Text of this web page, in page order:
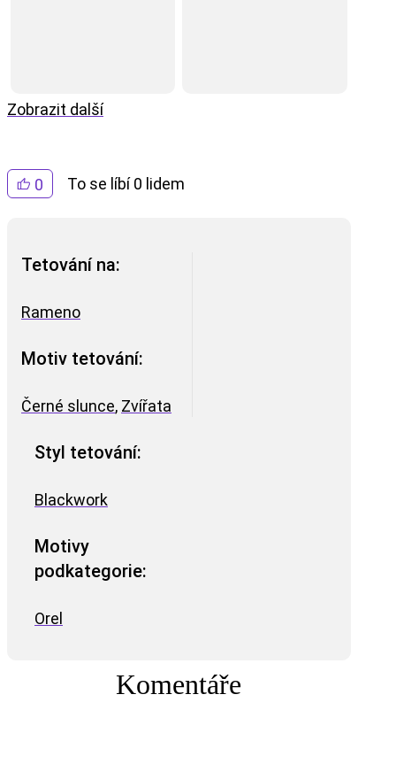
0 To se líbí 0 lidem
Tetování na:
Rameno
Motiv tetování:
Černé slunce, Zvířata
Styl tetování:
Blackwork
Motivy
podkategorie:
Orel
Komentáře
Zobrazit další